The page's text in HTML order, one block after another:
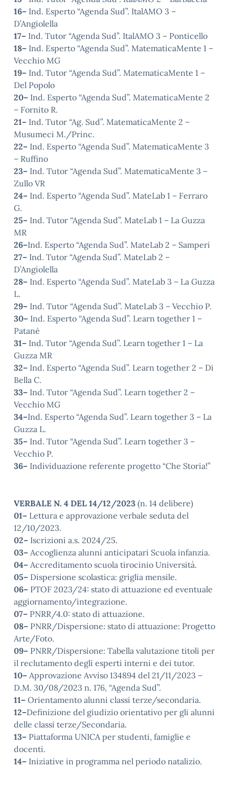
16– Ind. Esperto “Agenda Sud”. ItalAMO 3 –
D’Angiolella
17– Ind. Tutor “Agenda Sud”. ItalAMO 3 – Ponticello
18– Ind. Esperto “Agenda Sud”. MatematicaMente 1 –
Vecchio MG
19– Ind. Tutor “Agenda Sud”. MatematicaMente 1 –
Del Popolo
20– Ind. Esperto “Agenda Sud”. MatematicaMente 2
– Fornito R.
21– Ind. Tutor “Ag. Sud”. MatematicaMente 2 –
Musumeci M./Princ.
22– Ind. Esperto “Agenda Sud”. MatematicaMente 3
– Ruffino
23– Ind. Tutor “Agenda Sud”. MatematicaMente 3 –
Zullo VR
24– Ind. Esperto “Agenda Sud”. MateLab 1 – Ferraro
G.
25– Ind. Tutor “Agenda Sud”. MateLab 1 – La Guzza
MR
26–Ind. Esperto “Agenda Sud”. MateLab 2 – Samperi
27– Ind. Tutor “Agenda Sud”. MateLab 2 –
D’Angiolella
28– Ind. Esperto “Agenda Sud”. MateLab 3 – La Guzza
L.
29– Ind. Tutor “Agenda Sud”. MateLab 3 – Vecchio P.
30– Ind. Esperto “Agenda Sud”. Learn together 1 –
Patanè
31– Ind. Tutor “Agenda Sud”. Learn together 1 – La
Guzza MR
32– Ind. Esperto “Agenda Sud”. Learn together 2 – Di
Bella C.
33– Ind. Tutor “Agenda Sud”. Learn together 2 –
Vecchio MG
34–Ind. Esperto “Agenda Sud”. Learn together 3 – La
Guzza L.
35– Ind. Tutor “Agenda Sud”. Learn together 3 –
Vecchio P.
36– Individuazione referente progetto “Che Storia!”
VERBALE N. 4 DEL 14/12/2023 (n. 14 delibere)
01– Lettura e approvazione verbale seduta del
12/10/2023.
02– Iscrizioni a.s. 2024/25.
03– Accoglienza alunni anticipatari Scuola infanzia.
04– Accreditamento scuola tirocinio Università.
05– Dispersione scolastica: griglia mensile.
06– PTOF 2023/24: stato di attuazione ed eventuale
aggiornamento/integrazione.
07– PNRR/4.0: stato di attuazione.
08– PNRR/Dispersione: stato di attuazione: Progetto
Arte/Foto.
09– PNRR/Dispersione: Tabella valutazione titoli per
il reclutamento degli esperti interni e dei tutor.
10– Approvazione Avviso 134894 del 21/11/2023 –
D.M. 30/08/2023 n. 176, “Agenda Sud”.
11– Orientamento alunni classi terze/secondaria.
12–Definizione del giudizio orientativo per gli alunni
delle classi terze/Secondaria.
13– Piattaforma UNICA per studenti, famiglie e
docenti.
14– Iniziative in programma nel periodo natalizio.